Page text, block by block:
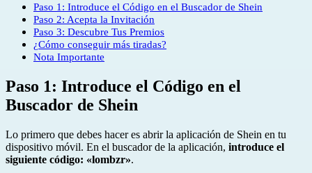
Paso 1: Introduce el Código en el Buscador de Shein
Paso 2: Acepta la Invitación
Paso 3: Descubre Tus Premios
¿Cómo conseguir más tiradas?
Nota Importante
Paso 1: Introduce el Código en el
Buscador de Shein
Lo primero que debes hacer es abrir la aplicación de Shein en tu
dispositivo móvil. En el buscador de la aplicación, introduce el
siguiente código: «lombzr».